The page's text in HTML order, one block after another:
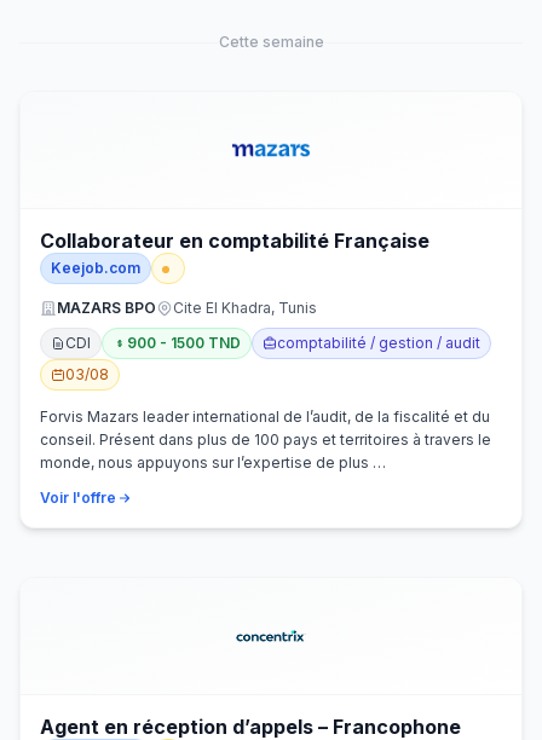
Cette semaine
Collaborateur en comptabilité Française
Keejob.com
MAZARS BPO
Cite El Khadra, Tunis
CDI
900 - 1500 TND
comptabilité / gestion / audit
03/08
Forvis Mazars leader international de l’audit, de la fiscalité et du
conseil. Présent dans plus de 100 pays et territoires à travers le
monde, nous appuyons sur l’expertise de plus …
Voir l'offre
Agent en réception d’appels – Francophone